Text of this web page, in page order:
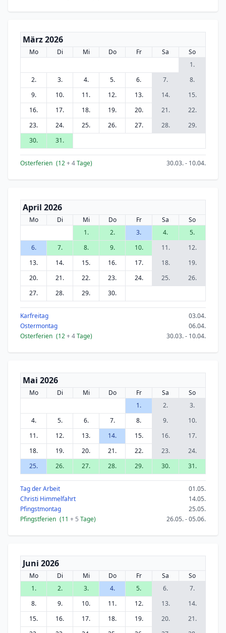
März 2026
Mo Di Mi Do Fr Sa
So
1.
2.
3. 4. 5. 6. 7.
8.
9.
10. 11. 12. 13. 14.
15.
16.
17. 18. 19. 20. 21.
22.
23.
24. 25. 26. 27. 28.
29.
30.
31.
Osterferien (12+ 4Tage) 30.03. - 10.04.
April 2026
Mo Di Mi Do Fr Sa
So
1.
2. 3. 4.
5.
6.
7. 8. 9. 10. 11.
12.
13.
14. 15. 16. 17. 18.
19.
20.
21. 22. 23. 24. 25.
26.
27.
28. 29. 30.
Karfreitag
03.04.
Ostermontag
06.04.
Osterferien (12+ 4Tage) 30.03. - 10.04.
Mai 2026
Mo Di Mi Do Fr Sa
So
1.
2.
3.
4.
5. 6. 7. 8. 9.
10.
11.
12. 13. 14. 15. 16.
17.
18.
19. 20. 21. 22. 23.
24.
25.
26. 27. 28. 29. 30. 31.
Tag der Arbeit
01.05.
Christi Himmelfahrt
14.05.
Pfingstmontag
25.05.
Pfingstferien (11 + 5 Tage) 26.05. - 05.06.
Juni 2026
Mo Di Mi Do Fr Sa
So
1.
2. 3. 4. 5. 6.
7.
8.
9. 10. 11. 12. 13.
14.
15.
16. 17. 18. 19. 20.
21.